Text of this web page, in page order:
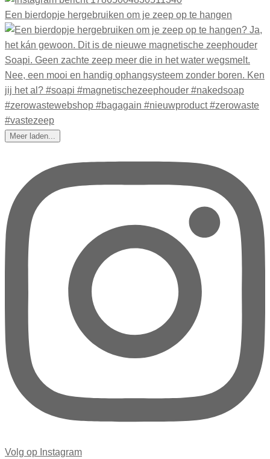
Een bierdopje hergebruiken om je zeep op te hangen
Meer laden...
Volg op Instagram